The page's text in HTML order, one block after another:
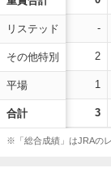
リステッド
その他特別
平場
合計
-
2
1
3
※「総合成績」はJRAの